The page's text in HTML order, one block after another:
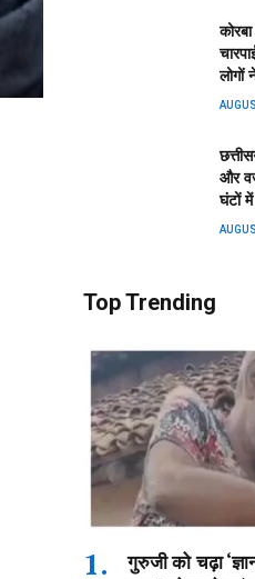
लोगों
और
घंटों
Top Trending
गुरुजी को चढ़ा